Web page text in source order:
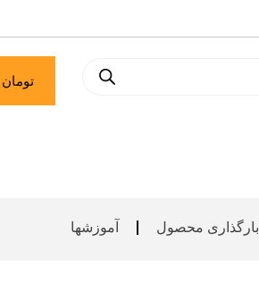
تومان
بارگذاری محصول آموزشها